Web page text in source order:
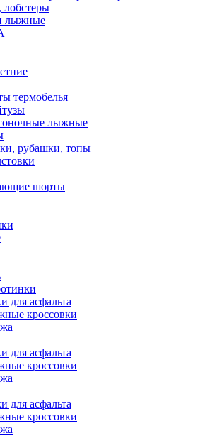
лыжные
термобелья
лыжные
рубашки, топы
шорты
для асфальта
кроссовки
для асфальта
кроссовки
для асфальта
кроссовки